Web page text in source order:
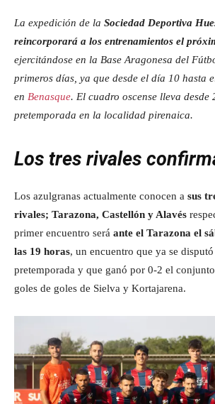
La expedición de la Sociedad Deportiva
reincorporará a los entrenamientos el
ejercitándose en la Base Aragonesa del
primeros días, ya que desde el día 10 hasta
en Benasque. El cuadro oscense lleva desde
pretemporada en la localidad pirenaica.
Los tres rivales
Los azulgranas actualmente conocen a sus
rivales; Tarazona, Castellón y Alavés
primer encuentro será ante el Tarazona el
las 19 horas, un encuentro que ya se disputó
pretemporada y que ganó por 0-2 el
goles de goles de Sielva y Kortajarena.